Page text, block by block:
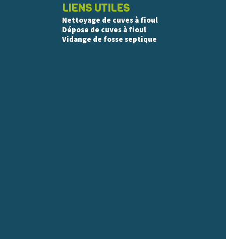
LIENS UTILES
Nettoyage de cuves à fioul
Dépose de cuves à fioul
Vidange de fosse septique